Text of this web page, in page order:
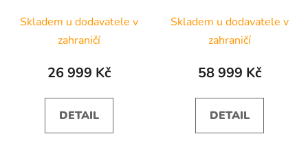
Skladem u dodavatele v
zahraničí
26 999 Kč
DETAIL
Skladem u dodavatele v
zahraničí
58 999 Kč
DETAIL